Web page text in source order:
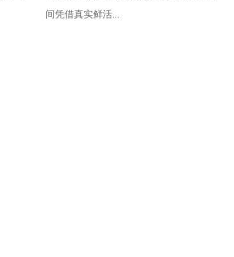
众
间凭借真实鲜活...